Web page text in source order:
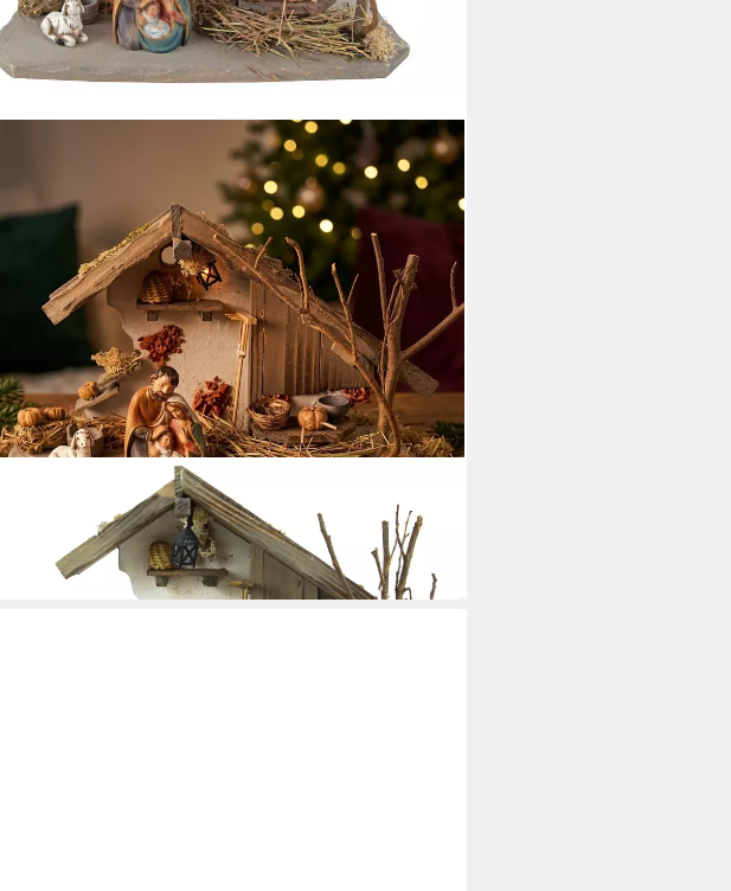
Krippe Weihnachtskrippe Treuf inkl. Figurenblock K098
in 4-5 Werktagen bei dir